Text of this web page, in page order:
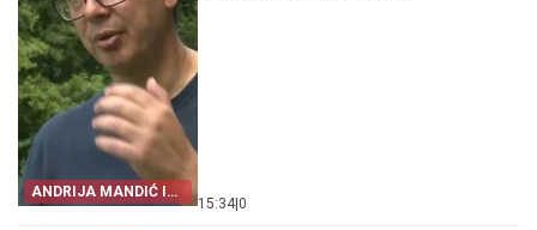
ANDRIJA MANDIĆ I
VLAST U PODGORICI
15:34 0